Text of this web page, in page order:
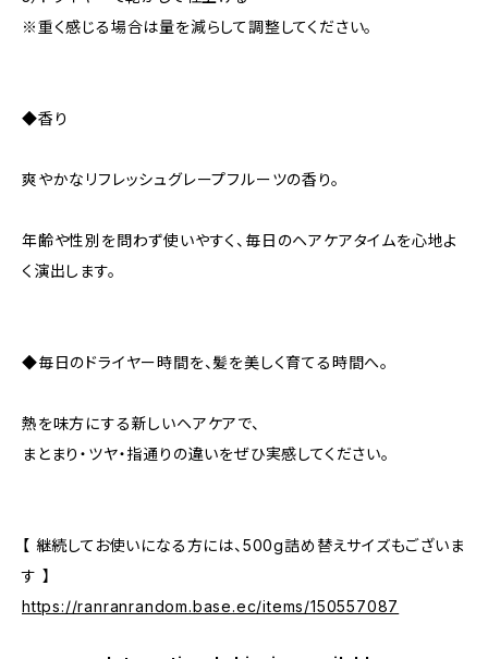
※重く感じる場合は量を減らして調整してください。
◆香り
爽やかなリフレッシュグレープフルーツの香り。
年齢や性別を問わず使いやすく、毎日のヘアケアタイムを心地よ
く演出します。
◆毎日のドライヤー時間を、髪を美しく育てる時間へ。
熱を味方にする新しいヘアケアで、
まとまり・ツヤ・指通りの違いをぜひ実感してください。
【 継続してお使いになる方には、500g詰め替えサイズもございま
す 】
https://ranranrandom.base.ec/items/150557087